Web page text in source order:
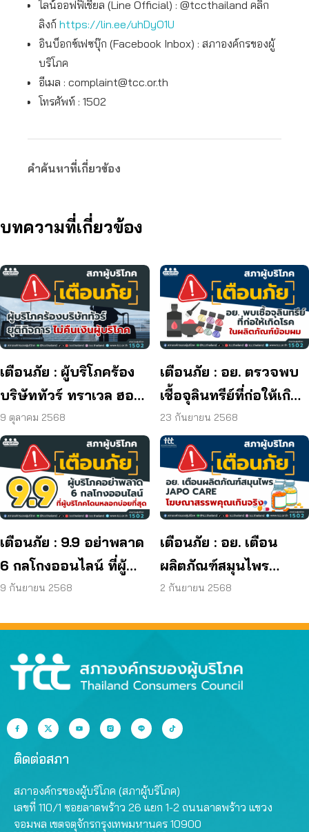
ไลน์ออฟฟิเชียล (Line Official) : @tccthailand คลิก
ลิงก์ https://lin.ee/uhDyO1U
อินบ็อกซ์เฟซบุ๊ก (Facebook Inbox) : สภาองค์กรของผู้
บริโภค
อีเมล : complaint@tcc.or.th
โทรศัพท์ : 1502
คำค้นหาที่เกี่ยวข้อง
บทความที่เกี่ยวข้อง
เตือนภัย : ผู้บริโภคร้อง
บริษัททัวร์ ทราเวล ฮอลิ
เดย์ ยุติกิจการ ไม่คืนเงิน
ผู้บริโภค
9 ตุลาคม 2568
เตือนภัย : อย. ตรวจพบ
เชื้อจุลินทรีย์ที่ก่อให้เกิด
โรค และพบแบคทีเรีย
ยีสต์ และรา เกิน
มาตรฐานกำหนด ใน
ผลิตภัณฑ์ย้อมผม
23 กันยายน 2568
เตือนภัย : 9.9 อย่าพลาด
6 กลโกงออนไลน์ ที่ผู้
บริโภคโดนหลอกบ่อย
9 กันยายน 2568
เตือนภัย : อย. เตือน
ผลิตภัณฑ์สมุนไพร
JAPO CARE โฆษณา
2 กันยายน 2568
ติดต่อสภา
สภาองค์กรของผู้บริโภค (สภาผู้บริโภค)
เลขที่ 110/1 ซอยลาดพร้าว 26 แยก 1-2 ถนนลาดพร้าว แขวง
จอมพล เขตจตุจักรกรุงเทพมหานคร 10900